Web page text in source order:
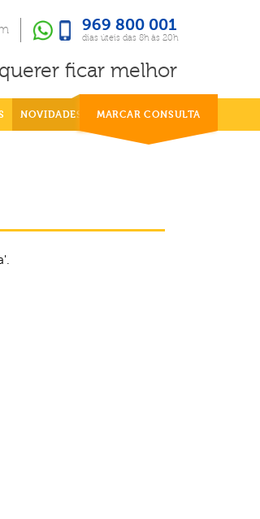
969 800 001
dias úteis das 8h às 20h
969 800 001
dias úteis das 8h às 20h
ficar melhor
NOVIDADES MARCAR CONSULTA